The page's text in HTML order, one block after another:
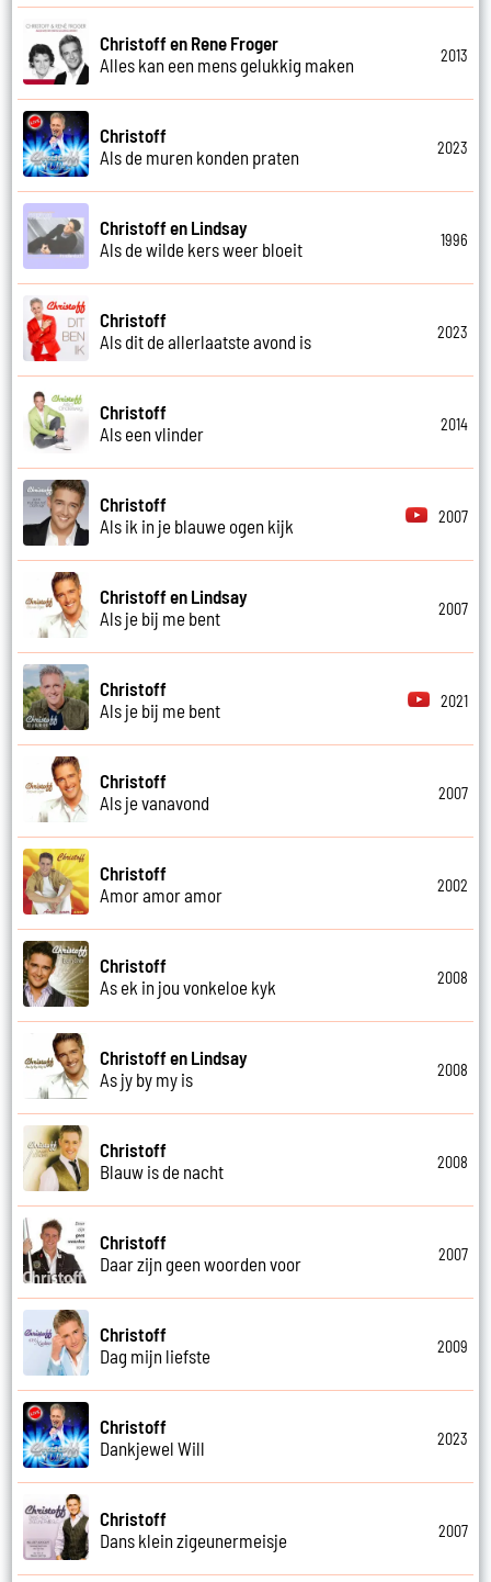
Christoff en Rene Froger
Alles kan een mens gelukkig maken
2013
Christoff
Als de muren konden praten
2023
Christoff en Lindsay
Als de wilde kers weer bloeit
1996
Christoff
Als dit de allerlaatste avond is
2023
Christoff
Als een vlinder
2014
Christoff
Als ik in je blauwe ogen kijk
2007
Christoff en Lindsay
Als je bij me bent
2007
Christoff
Als je bij me bent
2021
Christoff
Als je vanavond
2007
Christoff
Amor amor amor
2002
Christoff
As ek in jou vonkeloe kyk
2008
Christoff en Lindsay
As jy by my is
2008
Christoff
Blauw is de nacht
2008
Christoff
Daar zijn geen woorden voor
2007
Christoff
Dag mijn liefste
2009
Christoff
Dankjewel Will
2023
Christoff
Dans klein zigeunermeisje
2007